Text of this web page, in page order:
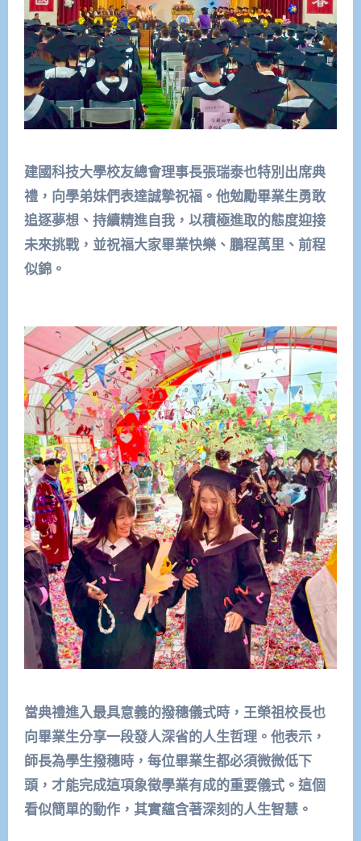
建國科技大學校友總會理事長張瑞泰也特別出席典
禮，向學弟妹們表達誠摯祝福。他勉勵畢業生勇敢
追逐夢想、持續精進自我，以積極進取的態度迎接
未來挑戰，並祝福大家畢業快樂、鵬程萬里、前程
似錦。
當典禮進入最具意義的撥穗儀式時，王榮祖校長也
向畢業生分享一段發人深省的人生哲理。他表示，
師長為學生撥穗時，每位畢業生都必須微微低下
頭，才能完成這項象徵學業有成的重要儀式。這個
看似簡單的動作，其實蘊含著深刻的人生智慧。